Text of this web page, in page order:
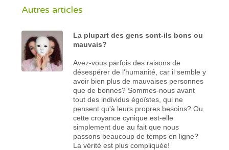
Autres articles
La plupart des gens sont-ils bons ou
mauvais?
Avez-vous parfois des raisons de
désespérer de l'humanité, car il semble y
avoir bien plus de mauvaises personnes
que de bonnes? Sommes-nous avant
tout des individus égoïstes, qui ne
pensent qu'à leurs propres besoins? Ou
cette croyance cynique est-elle
simplement due au fait que nous
passons beaucoup de temps en ligne?
La vérité est plus compliquée!